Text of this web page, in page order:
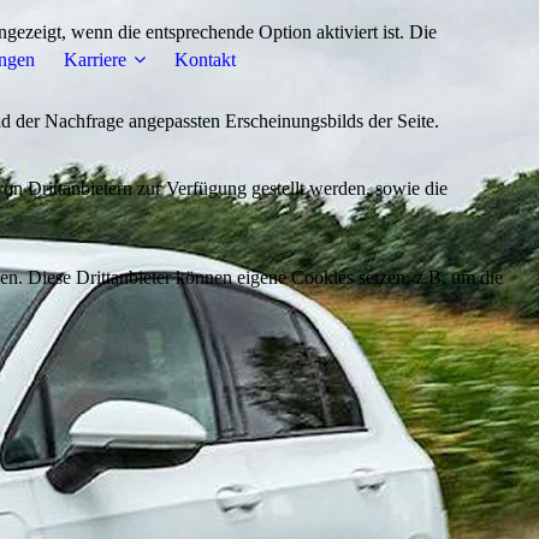
Karriere Kontakt
wenn die entsprechende Option aktiviert ist. Die
Nachfrage angepassten Erscheinungsbilds der Seite.
Drittanbietern zur Verfügung gestellt werden, sowie die
Diese Drittanbieter können eigene Cookies setzen, z.B. um die